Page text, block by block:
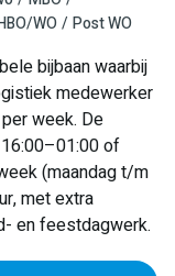
WO Post WO
bijbaan waarbij
medewerker
week. De
of
(maandag t/m
met extra
en feestdagwerk.